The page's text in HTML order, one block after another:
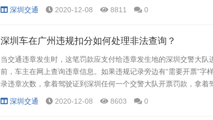
机上查询处理违章，最好是在车辆管理处或者交警队的窗口按照专
深圳交通 2020-12-08 8811 0
深圳车在广州违规扣分如何处理非法查询？
当交通违章发生时，这笔罚款应支付给违章发生地的深圳交警大队
前，车主在网上查询违章信息。如果违规记录旁边有“需要开票”字
录违章次数，拿着驾驶证到深圳任何一个交警大队开票罚款，拿着
新违规计费模式：违反交通法的车主，在计费前要“留一张照片”。
深圳交通 2020-12-08 8603 0